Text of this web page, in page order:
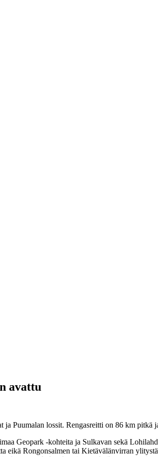
avattu
Puumalan lossit. Rengasreitti on 86 km pitkä
Geopark -kohteita ja Sulkavan sekä
eikä Rongonsalmen tai Kietävälänvirran